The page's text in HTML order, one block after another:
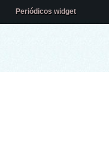
Periódicos widget